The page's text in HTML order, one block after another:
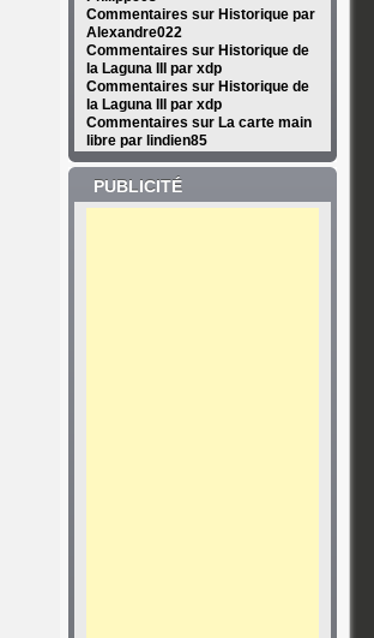
Commentaires sur Historique par
Alexandre022
Commentaires sur Historique de
la Laguna III par xdp
Commentaires sur Historique de
la Laguna III par xdp
Commentaires sur La carte main
libre par lindien85
PUBLICITÉ